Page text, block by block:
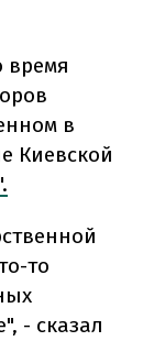
время
в
Киевской
то
- сказал